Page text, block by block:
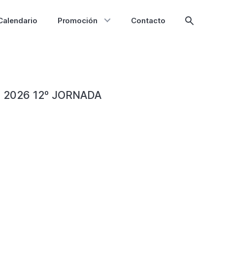
Promoción Contacto
Mostrar
2026 12º JORNADA